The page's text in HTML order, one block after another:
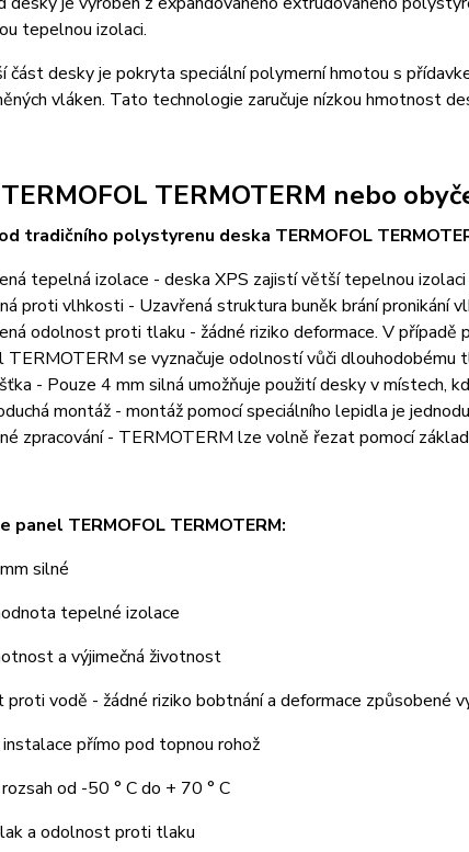
tepelnou izolaci.
část desky je pokryta speciální polymerní hmotou s
vláken. Tato technologie zaručuje nízkou hmotnost
TERMOTERM nebo
tradičního polystyrenu deska TERMOFOL
tepelná izolace - deska XPS zajistí větší tepelnou
proti vlhkosti - Uzavřená struktura buněk brání pronikání
odolnost proti tlaku - žádné riziko deformace. V
TERMOTERM se vyznačuje odolností vůči dlouhodobému
- Pouze 4 mm silná umožňuje použití desky v místech,
montáž - montáž pomocí speciálního lepidla je
zpracování - TERMOTERM lze volně řezat pomocí
panel TERMOFOL TERMOTERM:
silné
tepelné izolace
a výjimečná životnost
proti vodě - žádné riziko bobtnání a deformace způsobené
přímo pod topnou rohož
od -50 ° C do + 70 ° C
a odolnost proti tlaku